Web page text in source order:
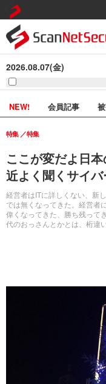
2026.08.07(金)
NEW! 会員記事
ここが変だよ日
近よく聞くサイバ
経営者はITに詳しくない、新
では無くなってきた。経営者
偉くなってきた、勝ち残って
代のおっさんとかとは、桁違
特集 特集